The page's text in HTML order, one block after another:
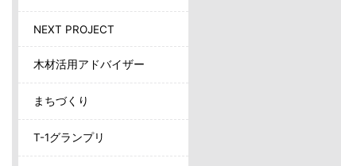
NEXT PROJECT
木材活用アドバイザー
まちづくり
T-1グランプリ